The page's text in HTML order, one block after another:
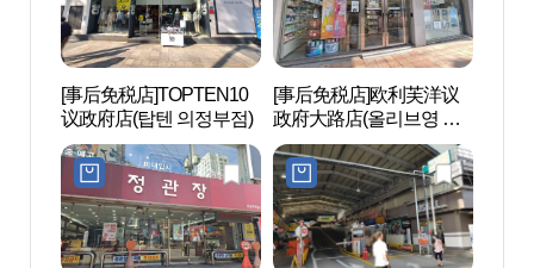
[事后免税店]TOPTEN10
议政府店(탑텐 의정부점)
[事后免税店]欧利芙洋议
政府大路店(올리브영 의
정부대로점)